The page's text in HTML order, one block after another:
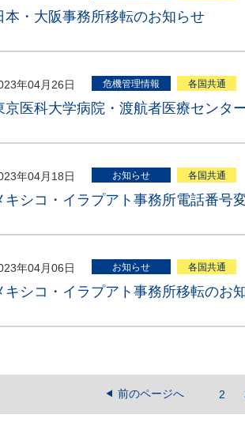
本・大阪事務所移転のお知らせ
年04月26日 危機管理情報 各国共通
京医科大学病院・渡航者医療センタ
年04月18日 お知らせ 各国共通
キシコ・イラプアト事務所電話番号
年04月06日 お知らせ 各国共通
キシコ・イラプアト事務所移転のお
前のページへ 2